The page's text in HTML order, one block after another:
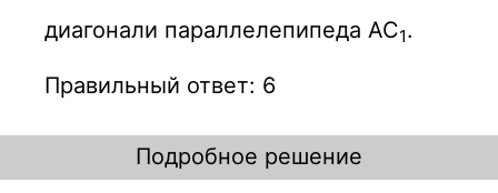
диагонали параллелепипеда АС1.
Правильный ответ: 6
Подробное решение